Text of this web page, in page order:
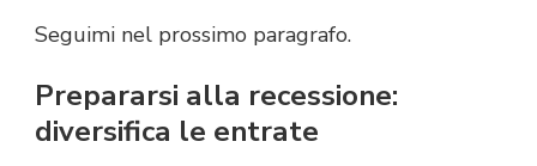
Seguimi nel prossimo paragrafo.
Prepararsi alla recessione:
diversifica le entrate